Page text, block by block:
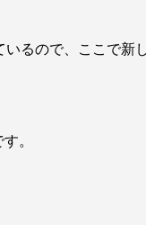
るので、ここで新
。